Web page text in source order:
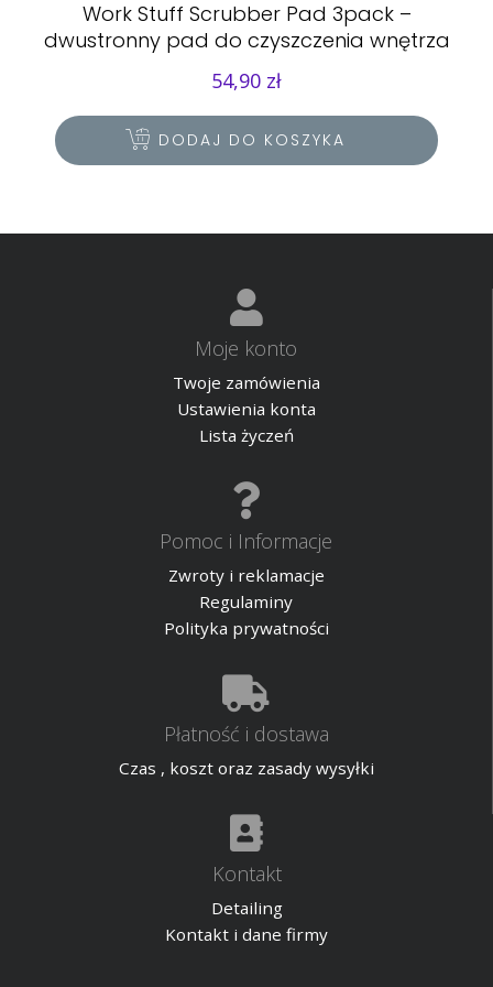
Work Stuff Scrubber Pad 3pack –
dwustronny pad do czyszczenia wnętrza
54,90 zł
DODAJ DO KOSZYKA
Moje konto
Twoje zamówienia
Ustawienia konta
Lista życzeń
Pomoc i Informacje
Zwroty i reklamacje
Regulaminy
Polityka prywatności
Płatność i dostawa
Czas , koszt oraz zasady wysyłki
Kontakt
Detailing
Kontakt i dane firmy